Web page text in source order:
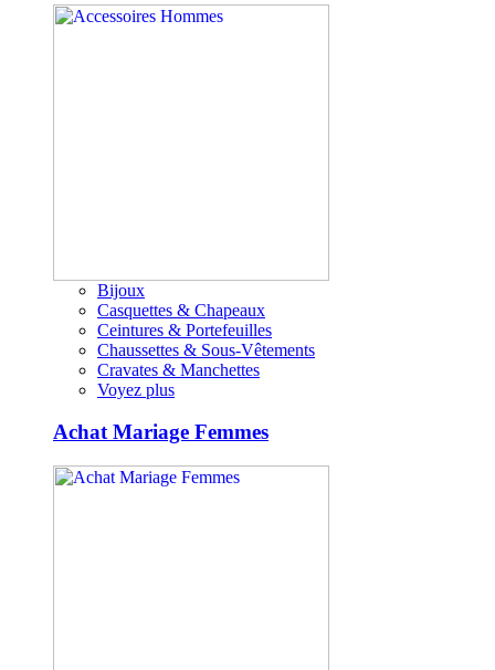
Bijoux
Casquettes & Chapeaux
Ceintures & Portefeuilles
Chaussettes & Sous-Vêtements
Cravates & Manchettes
Voyez plus
Achat Mariage Femmes